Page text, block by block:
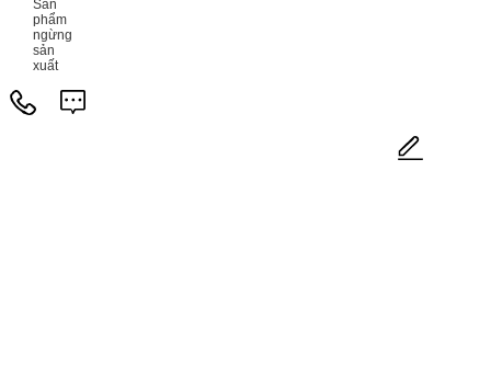
Sản
phẩm
ngừng
sản
xuất